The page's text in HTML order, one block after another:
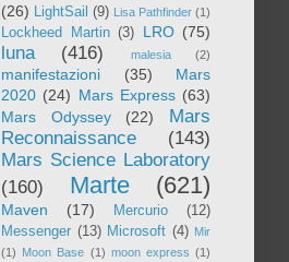
(26) LightSail (9) Lisa Pathfinder (1)
Lockheed Martin (3) LRO (75)
luna (416) malesia (2)
manifestazioni (35)
Mars
2020 (24) Mars Express (63)
Mars Odyssey
(22)
Mars
Reconnaissance
(143)
Mars Science Laboratory
(160)
Marte (621)
Maven (17) Mercurio
(12)
Messenger (13) Microsoft (4) Mir
(1) Moon Base (1) moon express (1)